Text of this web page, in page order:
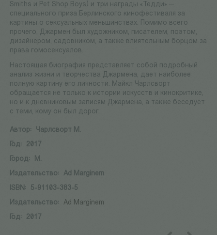
Smiths и Pet Shop Boys) и три награды «Тедди» —
специального приза Берлинского кинофестиваля за
картины о сексуальных меньшинствах. Помимо всего
прочего, Джармен был художником, писателем, поэтом,
дизайнером, садовником, а также влиятельным борцом за
права гомосексуалов.
Настоящая биография представляет собой подробный
анализ жизни и творчества Джармена, дает наиболее
полную картину его личности. Майкл Чарлсворт
обращается не только к истории искусств и кинокритике,
но и к дневниковым записям Джармена, а также беседует
с теми, кому он был дорог.
Автор:
Чарлсворт М.
Год:
2017
Город:
М.
Издательство:
Ad Marginem
ISBN:
5-91103-383-5
Издательство:
Ad Marginem
Год:
2017